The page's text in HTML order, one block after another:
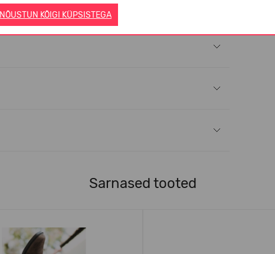
NÕUSTUN KÕIGI KÜPSISTEGA
Sarnased tooted